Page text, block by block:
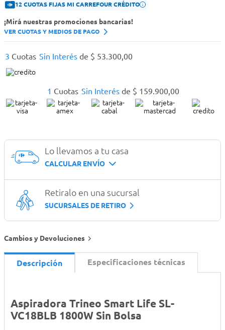
12 CUOTAS FIJAS MI CARREFOUR CRÉDITO
¡Mirá nuestras promociones bancarias!
VER CUOTAS Y MEDIOS DE PAGO
1 Cuotas Sin Interésde $ 159.900,00
3 Cuotas Sin Interés de $ 53.300,00
Lo llevamos a tu casa
CALCULAR ENVÍO
Retiralo en una sucursal
SUCURSALES DE RETIRO
Cambios y Devoluciones
Descripción Especificaciones técnicas
Aspiradora Trineo Smart Life SL-
VC18BLB 1800W Sin Bolsa